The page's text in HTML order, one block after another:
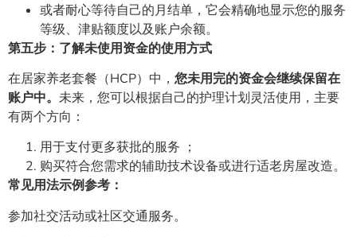
或者耐心等待自己的月结单，它会精确地显示您的服务
等级、津贴额度以及账户余额。
第五步：了解未使用资金的使用方式
在居家养老套餐（HCP）中， 您未用完的资金会继续保留在
账户中。 未来，您可以根据自己的护理计划灵活使用，主要
有两个方向：
用于支付更多获批的服务 ；
购买符合您需求的辅助技术设备或进行适老房屋改造。
常见用法示例参考：
参加社交活动或社区交通服务。